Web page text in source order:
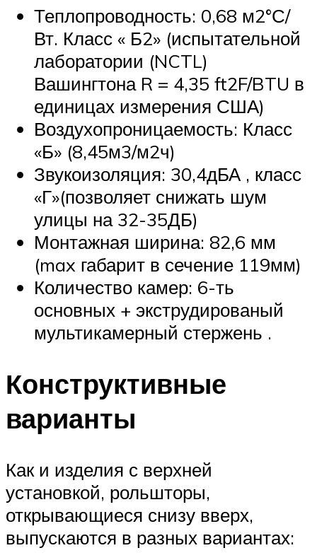
Теплопроводность: 0,68 м2°С/
Вт. Класс « Б2» (испытательной
лаборатории (NCTL)
Вашингтона R = 4,35 ft2F/BTU в
единицах измерения США)
Воздухопроницаемость: Класс
«Б» (8,45м3/м2ч)
Звукоизоляция: 30,4дБА , класс
«Г»(позволяет снижать шум
улицы на 32-35ДБ)
Монтажная ширина: 82,6 мм
(max габарит в сечение 119мм)
Количество камер: 6-ть
основных + экструдированый
мультикамерный стержень .
Конструктивные
варианты
Как и изделия с верхней
установкой, рольшторы,
открывающиеся снизу вверх,
выпускаются в разных вариантах: